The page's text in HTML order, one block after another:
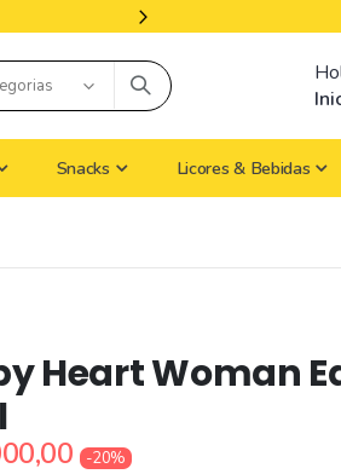
Snacks Licores & Bebidas
Heart Woman
-20%